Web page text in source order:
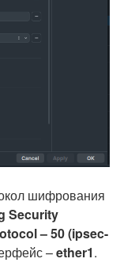
шифрования
Security
– 50 (ipsec-
–ether1.